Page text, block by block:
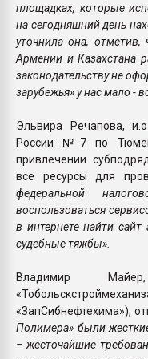
площадках, которые
на сегодняшний день
уточнила она, отметив,
Армении и Казахстана
законодательству не
зарубежья» у нас мало -
Эльвира Речапова,
России №7 по
привлечении
все ресурсы для
федеральной
воспользоваться
в интернете найти
судебные тяжбы».
Владимир
«ЗапСибнефтехима»),
Полимера» были
– жесточайшие